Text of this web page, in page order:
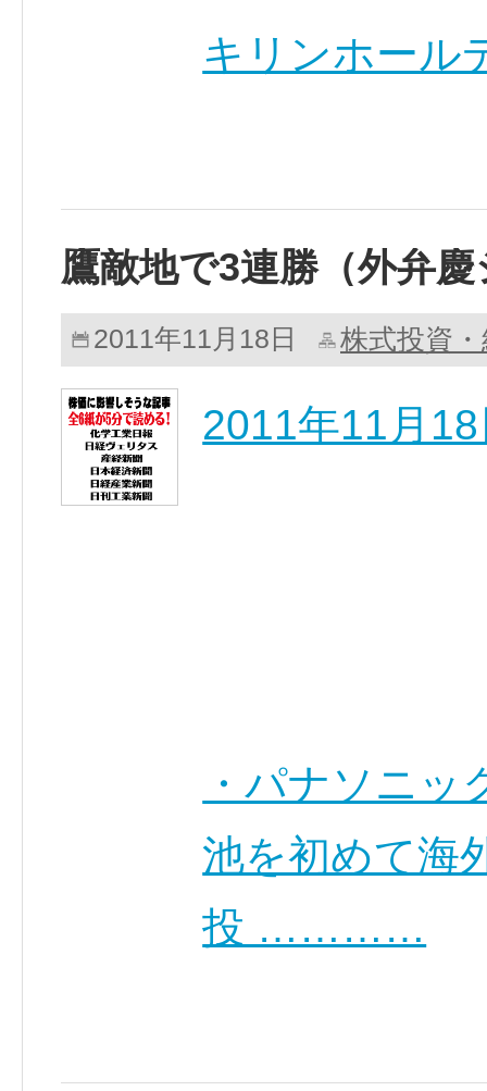
キリンホー
鷹敵地で3連勝（外弁
2011年11月18日 株式投資
2011年11月
・パナソニ
池を初めて海
投 …………